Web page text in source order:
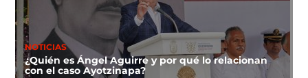
NOTICIAS
¿Quién es Ángel Aguirre y por qué lo relacionan
con el caso Ayotzinapa?